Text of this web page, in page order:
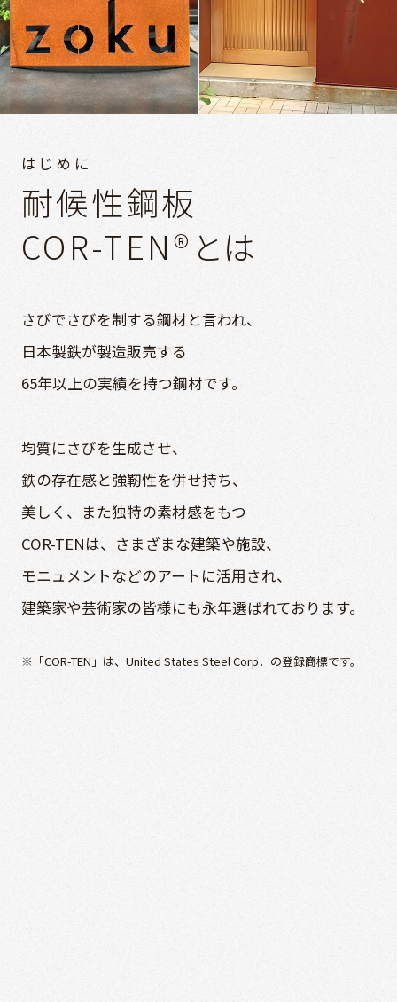
はじめに
耐候性鋼板
COR-TEN®とは
さびでさびを制する鋼材と言われ、
日本製鉄が製造販売する
65年以上の実績を持つ鋼材です。
均質にさびを生成させ、
鉄の存在感と強靭性を併せ持ち、
美しく、また独特の素材感をもつ
COR-TENは、さまざまな建築や施設、
モニュメントなどのアートに活用され、
建築家や芸術家の皆様にも永年選ばれております。
※「COR-TEN」は、United States Steel Corp．の登録商標です。